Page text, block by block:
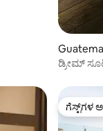
ಡ್ರೀಮ್
ಗೆಸ್ಟ್‌ಗಳ
ಗೆಸ್ಟ್‌ಗಳ